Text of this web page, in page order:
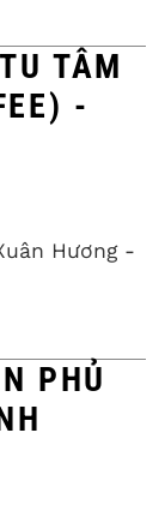
TÂM
-
Hương -
PHỦ